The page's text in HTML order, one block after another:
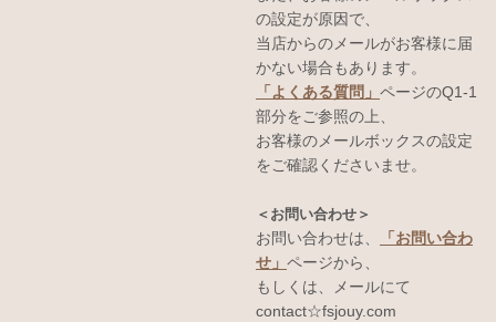
の設定が原因で、
当店からのメールがお客様に届
かない場合もあります。
「よくある質問」 ページのQ1-1
部分をご参照の上、
お客様のメールボックスの設定
をご確認くださいませ。
＜お問い合わせ＞
お問い合わせは、
「お問い合わ
せ」 ページから、
もしくは、メールにて
contact☆fsjouy.com